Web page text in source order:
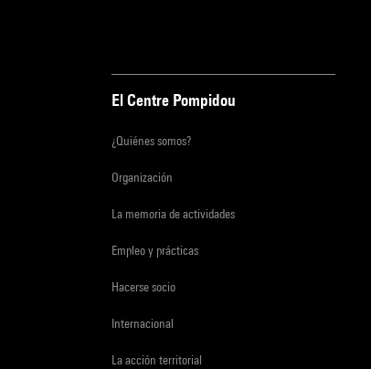
El Centre Pompidou
¿Quiénes somos?
Organización
La memoria de actividades
Empleo y prácticas
Hacerse socio
Internacional
La acción territorial